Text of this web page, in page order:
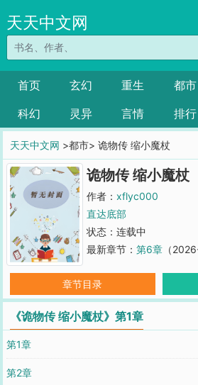
天天中文网
首页 玄幻 重生 都市
科幻
灵异 言情 排行
天天中文网 >都市> 诡物传 缩小魔杖
诡物传 缩小魔杖
作者： xflyc000
直达底部
状态：连载中
最新章节： 第6章（
章节目录
《诡物传 缩小魔杖》第1章
第1章
第2章